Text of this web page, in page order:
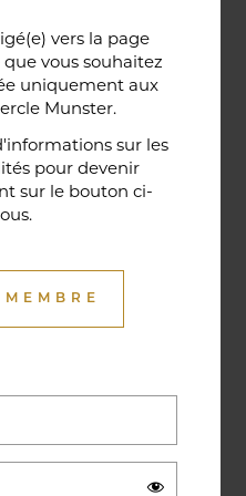
vers la page
vous souhaitez
uniquement aux
Munster.
sur les
pour devenir
sur le bouton ci-
le bar au restaurant ;
la tradition du bien-
chaleureux qui
de l'établissement. Ce
a été entièrement
chef vous propose